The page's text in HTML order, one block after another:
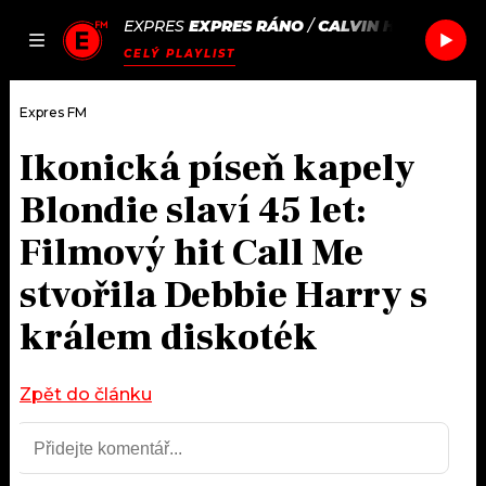
JAK
SEZNAM.CZ
EXPRES EXPRES RÁNO/CALVIN HARRIS &
CELÝ PLAYLIST
DOMŮ
ČLÁNKY
AKTUÁLNĚ
HUDBA
ROZHOVORY
#NEBUDUDOMA
PODCASTY
JAK NALADIT
RÁDIO
APLIKACE
SOUTĚŽE
Expres FM
Ikonická píseň kapely
Blondie slaví 45 let:
Filmový hit Call Me
stvořila Debbie Harry s
králem diskoték
Zpět do článku